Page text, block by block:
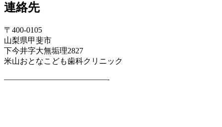
連絡先
〒400-0105
山梨県甲斐市
下今井字大無垢理2827
米山おとなこども歯科クリニック
—————————————-